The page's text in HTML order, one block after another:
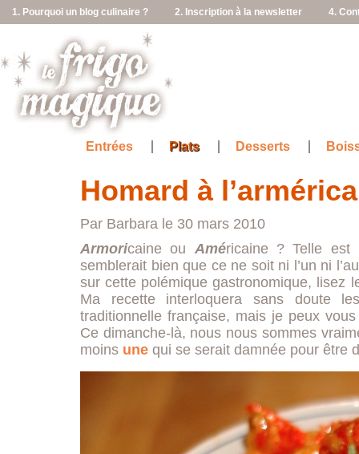
1. Pourquoi un blog culinaire ? 2. Inscription à la newsletter 4.
Entrées Plats Desserts
Homard à
Par Barbara le 30 mars 2010
Armoricaine ou Américaine ? Telle
semblerait bien que ce ne soit ni l’un ni
sur cette polémique gastronomique, lisez
Ma recette interloquera sans doute
traditionnelle française, mais je peux
Ce dimanche-là, nous nous sommes
moins une qui se serait damnée pour être